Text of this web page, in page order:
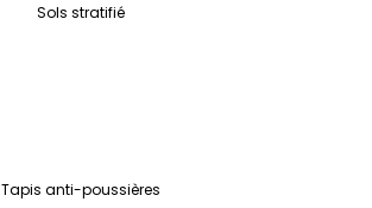
Sols stratifié
Tapis anti-poussières